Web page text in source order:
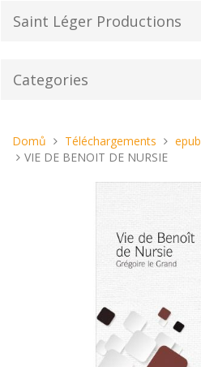
Saint Léger Productions
Categories
Nacházíte
se
Domů Téléchargements
epub
VIE DE BENOIT DE NURSIE